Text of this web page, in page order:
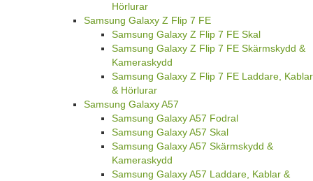
Hörlurar
Samsung Galaxy Z Flip 7 FE
Samsung Galaxy Z Flip 7 FE Skal
Samsung Galaxy Z Flip 7 FE Skärmskydd &
Kameraskydd
Samsung Galaxy Z Flip 7 FE Laddare, Kablar
& Hörlurar
Samsung Galaxy A57
Samsung Galaxy A57 Fodral
Samsung Galaxy A57 Skal
Samsung Galaxy A57 Skärmskydd &
Kameraskydd
Samsung Galaxy A57 Laddare, Kablar &